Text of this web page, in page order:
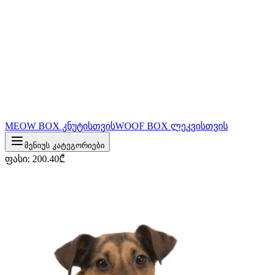
MEOW BOX კნუტისთვისWOOF BOX ლეკვისთვის
მენიუს კატეგორიები
ფასი: 200.40₾